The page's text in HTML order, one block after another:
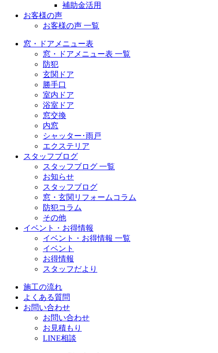
補助金活用
お客様の声
お客様の声 一覧
窓・ドアメニュー表
窓・ドアメニュー表 一覧
防犯
玄関ドア
勝手口
室内ドア
浴室ドア
窓交換
内窓
シャッター･雨戸
エクステリア
スタッフブログ
スタッフブログ 一覧
お知らせ
スタッフブログ
窓・玄関リフォームコラム
防犯コラム
その他
イベント・お得情報
イベント・お得情報 一覧
イベント
お得情報
スタッフだより
施工の流れ
よくある質問
お問い合わせ
お問い合わせ
お見積もり
LINE相談